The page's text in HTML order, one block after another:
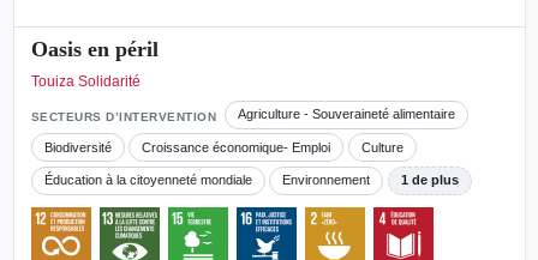
Oasis en péril
Touiza Solidarité
SECTEURS D’INTERVENTION Agriculture - Souveraineté alimentaire
Biodiversité Croissance économique- Emploi Culture
Éducation à la citoyenneté mondiale Environnement 1 de plus